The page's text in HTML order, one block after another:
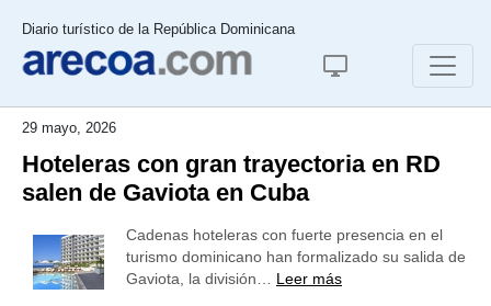
Diario turístico de la República Dominicana
29 mayo, 2026
Hoteleras con gran trayectoria en RD
salen de Gaviota en Cuba
Cadenas hoteleras con fuerte presencia en el
turismo dominicano han formalizado su salida de
Gaviota, la división… Leer más